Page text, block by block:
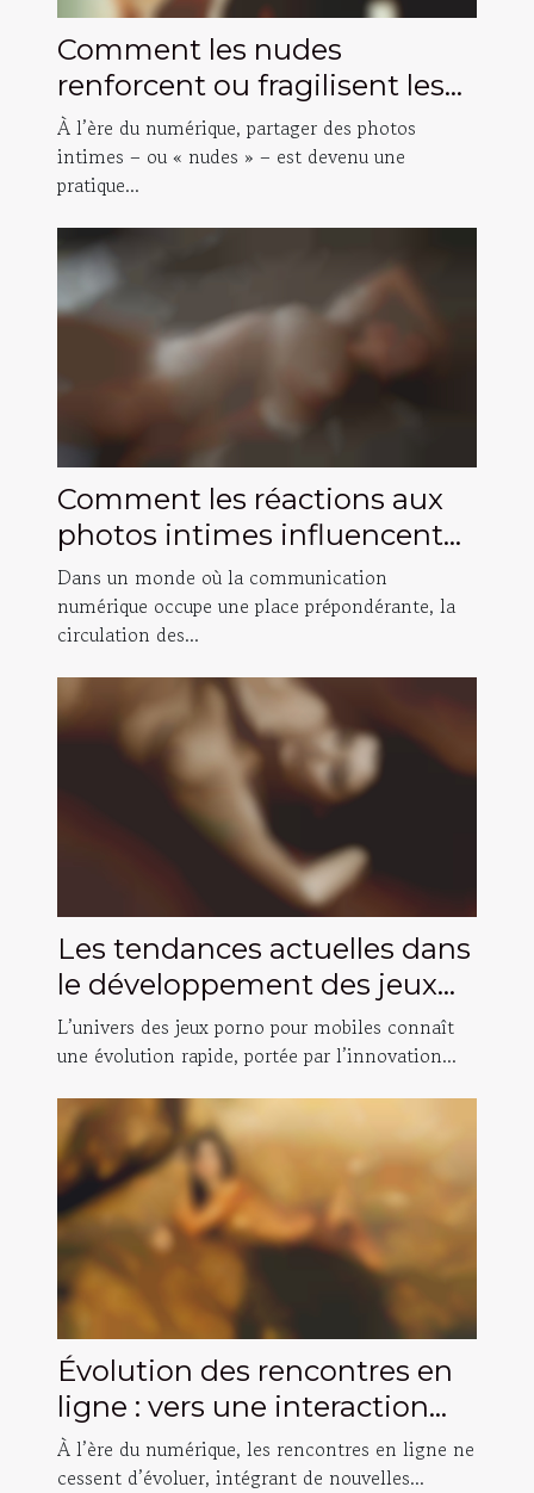
Comment les nudes
renforcent ou fragilisent les
liens amoureux ?
À l’ère du numérique, partager des photos
intimes – ou « nudes » – est devenu une
pratique...
Comment les réactions aux
photos intimes influencent
les relations ?
Dans un monde où la communication
numérique occupe une place prépondérante, la
circulation des...
Les tendances actuelles dans
le développement des jeux
porno pour mobiles
L’univers des jeux porno pour mobiles connaît
une évolution rapide, portée par l’innovation...
Évolution des rencontres en
ligne : vers une interaction
vidéo plus intime ?
À l’ère du numérique, les rencontres en ligne ne
cessent d’évoluer, intégrant de nouvelles...